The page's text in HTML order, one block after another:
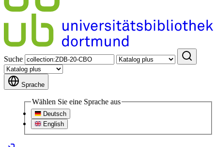
Suche
Sprache
Wählen Sie eine Sprache aus
Deutsch
English